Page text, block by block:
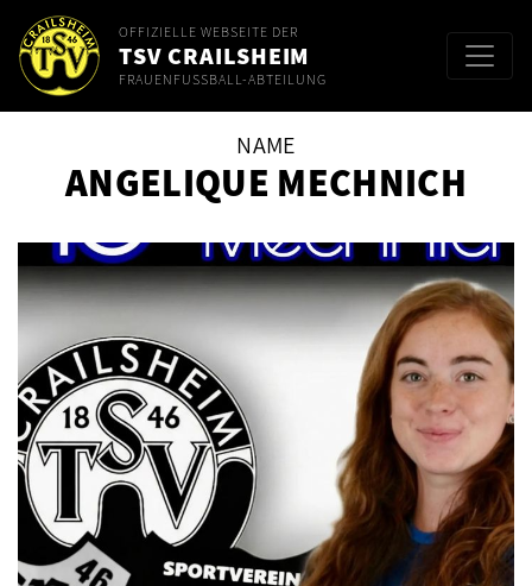
OFFIZIELLE WEBSEITE DER
TSV CRAILSHEIM
FRAUENFUSSBALL-ABTEILUNG
NAME
ANGELIQUE MECHNICH